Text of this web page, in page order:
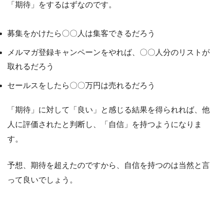
「期待」をするはずなのです。
募集をかけたら〇〇人は集客できるだろう
メルマガ登録キャンペーンをやれば、〇〇人分のリストが
取れるだろう
セールスをしたら〇〇万円は売れるだろう
「期待」に対して「良い」と感じる結果を得られれば、他
人に評価されたと判断し、「自信」を持つようになりま
す。
予想、期待を超えたのですから、自信を持つのは当然と言
って良いでしょう。